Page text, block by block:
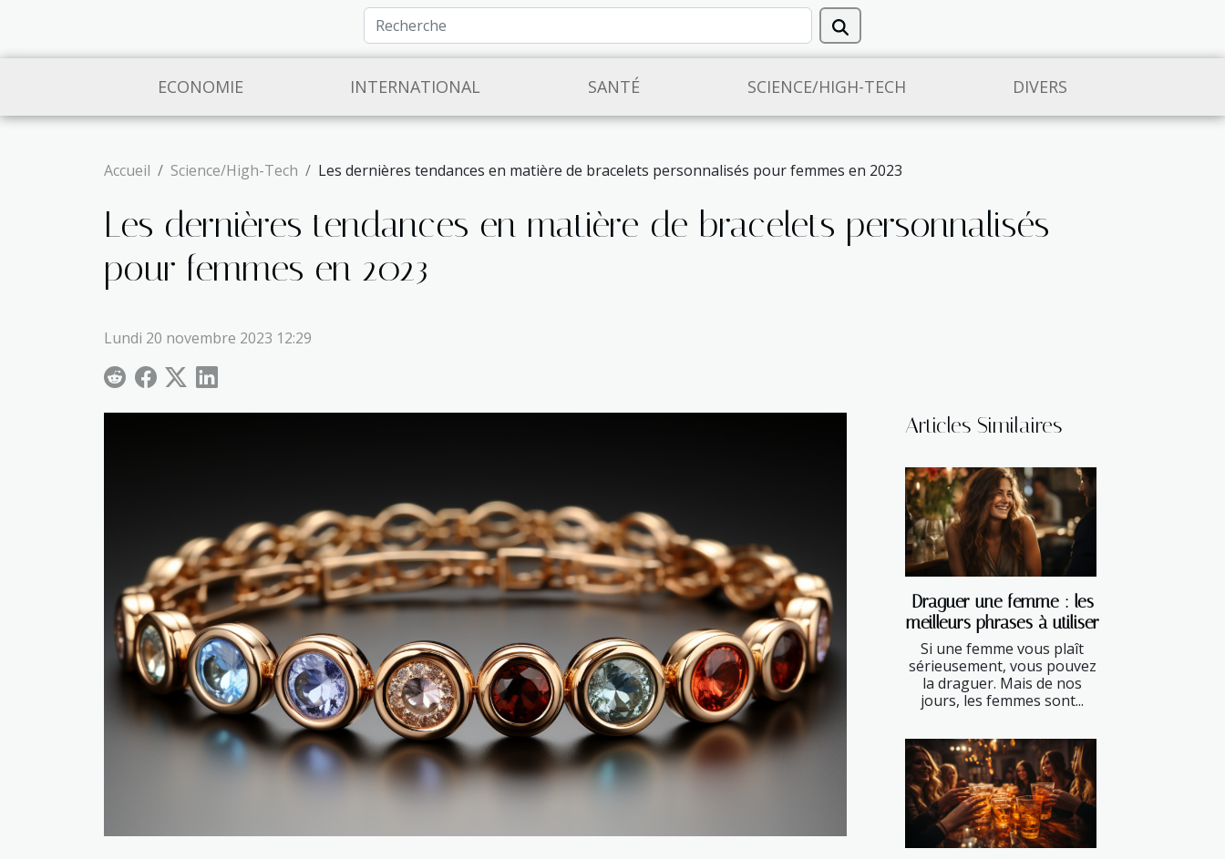
ECONOMIE INTERNATIONAL SANTÉ SCIENCE/HIGH-TECH DIVERS
Accueil Science/High-Tech Les dernières tendances en matière de bracelets personnalisés pour femmes en 2023
Les dernières tendances en matière de bracelets personnalisés
pour femmes en 2023
Lundi 20 novembre 2023 12:29
Articles Similaires
Draguer une femme : les
meilleurs phrases à utiliser
Si une femme vous plaît
sérieusement, vous pouvez
la draguer. Mais de nos
jours, les femmes sont...